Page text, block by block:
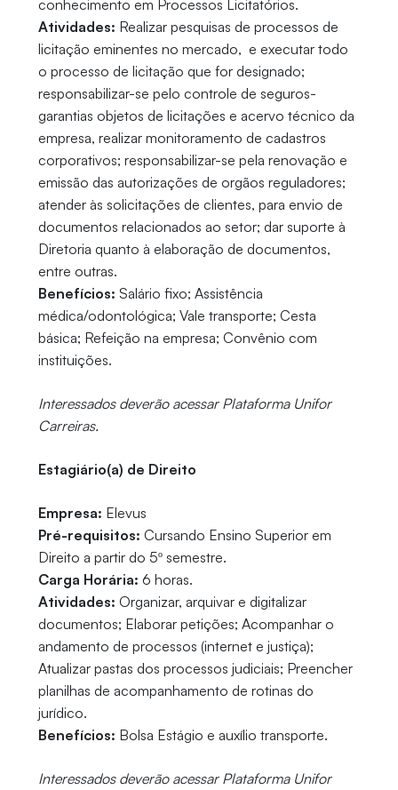
conhecimento em Processos Licitatórios.
Atividades: Realizar pesquisas de processos de
licitação eminentes no mercado, e executar todo
o processo de licitação que for designado;
responsabilizar-se pelo controle de seguros-
garantias objetos de licitações e acervo técnico da
empresa, realizar monitoramento de cadastros
corporativos; responsabilizar-se pela renovação e
emissão das autorizações de orgãos reguladores;
atender às solicitações de clientes, para envio de
documentos relacionados ao setor; dar suporte à
Diretoria quanto à elaboração de documentos,
entre outras.
Benefícios: Salário fixo; Assistência
médica/odontológica; Vale transporte; Cesta
básica; Refeição na empresa; Convênio com
instituições.
Interessados deverão acessar Plataforma Unifor
Carreiras.
Estagiário(a) de Direito
Empresa: Elevus
Pré-requisitos: Cursando Ensino Superior em
Direito a partir do 5º semestre.
Carga Horária: 6 horas.
Atividades: Organizar, arquivar e digitalizar
documentos; Elaborar petições; Acompanhar o
andamento de processos (internet e justiça);
Atualizar pastas dos processos judiciais; Preencher
planilhas de acompanhamento de rotinas do
jurídico.
Benefícios: Bolsa Estágio e auxílio transporte.
Interessados deverão acessar Plataforma Unifor